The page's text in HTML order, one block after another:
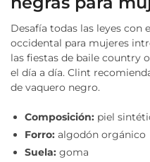
Desafía todas las leyes con
occidental para mujeres
las fiestas de baile country
el día a día. Clint
de vaquero negro.
Composición: piel
Forro: algodón orgánico
Suela: goma